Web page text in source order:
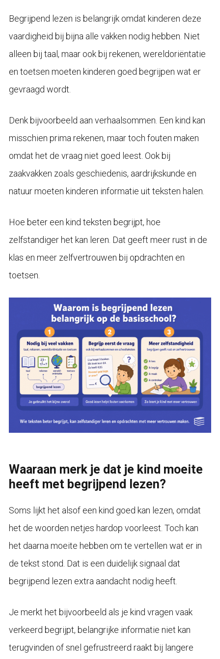
Begrijpend lezen is belangrijk omdat kinderen deze
vaardigheid bij bijna alle vakken nodig hebben. Niet
alleen bij taal, maar ook bij rekenen, wereldoriëntatie
en toetsen moeten kinderen goed begrijpen wat er
gevraagd wordt.
Denk bijvoorbeeld aan verhaalsommen. Een kind kan
misschien prima rekenen, maar toch fouten maken
omdat het de vraag niet goed leest. Ook bij
zaakvakken zoals geschiedenis, aardrijkskunde en
natuur moeten kinderen informatie uit teksten halen.
Hoe beter een kind teksten begrijpt, hoe
zelfstandiger het kan leren. Dat geeft meer rust in de
klas en meer zelfvertrouwen bij opdrachten en
toetsen.
Waaraan merk je dat je kind moeite
heeft met begrijpend lezen?
Soms lijkt het alsof een kind goed kan lezen, omdat
het de woorden netjes hardop voorleest. Toch kan
het daarna moeite hebben om te vertellen wat er in
de tekst stond. Dat is een duidelijk signaal dat
begrijpend lezen extra aandacht nodig heeft.
Je merkt het bijvoorbeeld als je kind vragen vaak
verkeerd begrijpt, belangrijke informatie niet kan
terugvinden of snel gefrustreerd raakt bij langere